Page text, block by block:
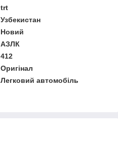
trt
Узбекистан
Новий
АЗЛК
412
Оригінал
Легковий автомобіль